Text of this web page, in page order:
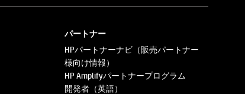
パートナー
HPパートナーナビ（販売パートナー
様向け情報）
HP Amplifyパートナープログラム
開発者（英語）